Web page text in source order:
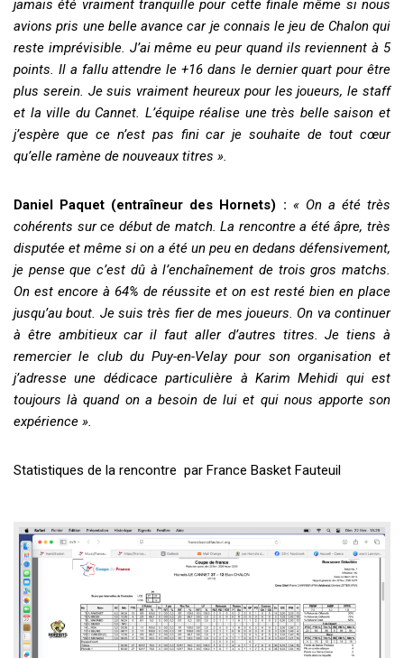
jamais été vraiment tranquille pour cette finale même si nous
avions pris une belle avance car je connais le jeu de Chalon qui
reste imprévisible. J’ai même eu peur quand ils reviennent à 5
points. Il a fallu attendre le +16 dans le dernier quart pour être
plus serein. Je suis vraiment heureux pour les joueurs, le staff
et la ville du Cannet. L’équipe réalise une très belle saison et
j’espère que ce n’est pas fini car je souhaite de tout cœur
qu’elle ramène de nouveaux titres ».
Daniel Paquet (entraîneur des Hornets) : « On a été très
cohérents sur ce début de match. La rencontre a été âpre, très
disputée et même si on a été un peu en dedans défensivement,
je pense que c’est dû à l’enchaînement de trois gros matchs.
On est encore à 64% de réussite et on est resté bien en place
jusqu’au bout. Je suis très fier de mes joueurs. On va continuer
à être ambitieux car il faut aller d’autres titres. Je tiens à
remercier le club du Puy-en-Velay pour son organisation et
j’adresse une dédicace particulière à Karim Mehidi qui est
toujours là quand on a besoin de lui et qui nous apporte son
expérience ».
Statistiques de la rencontre par France Basket Fauteuil